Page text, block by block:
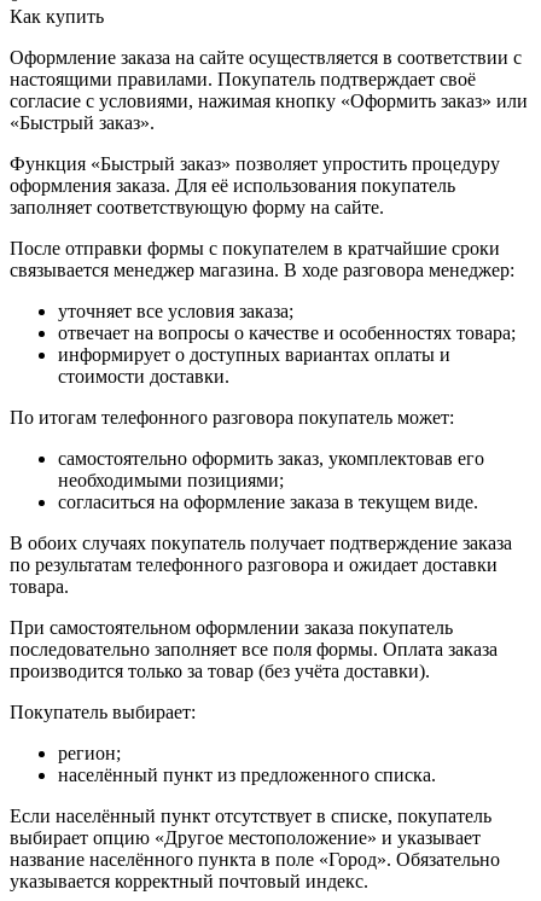
Как купить
Оформление заказа на сайте осуществляется в соответствии с
настоящими правилами. Покупатель подтверждает своё
согласие с условиями, нажимая кнопку «Оформить заказ» или
«Быстрый заказ».
Функция «Быстрый заказ» позволяет упростить процедуру
оформления заказа. Для её использования покупатель
заполняет соответствующую форму на сайте.
После отправки формы с покупателем в кратчайшие сроки
связывается менеджер магазина. В ходе разговора менеджер:
уточняет все условия заказа;
отвечает на вопросы о качестве и особенностях товара;
информирует о доступных вариантах оплаты и
стоимости доставки.
По итогам телефонного разговора покупатель может:
самостоятельно оформить заказ, укомплектовав его
необходимыми позициями;
согласиться на оформление заказа в текущем виде.
В обоих случаях покупатель получает подтверждение заказа
по результатам телефонного разговора и ожидает доставки
товара.
При самостоятельном оформлении заказа покупатель
последовательно заполняет все поля формы. Оплата заказа
производится только за товар (без учёта доставки).
Покупатель выбирает:
регион;
населённый пункт из предложенного списка.
Если населённый пункт отсутствует в списке, покупатель
выбирает опцию «Другое местоположение» и указывает
название населённого пункта в поле «Город». Обязательно
указывается корректный почтовый индекс.